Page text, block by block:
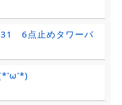
6点止めタワーバ
(*'ω'*)